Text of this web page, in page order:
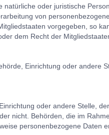
oder juristische
von
vorgegeben, so
dem Recht der
Einrichtung oder andere
oder andere Stelle,
nicht. Behörden, die im
personenbezogene Daten